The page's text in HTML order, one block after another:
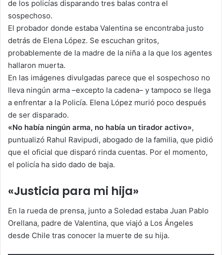
de los policías disparando tres balas contra el
sospechoso.
El probador donde estaba Valentina se encontraba justo
detrás de Elena López. Se escuchan gritos,
probablemente de la madre de la niña a la que los agentes
hallaron muerta.
En las imágenes divulgadas parece que el sospechoso no
lleva ningún arma –excepto la cadena– y tampoco se llega
a enfrentar a la Policía. Elena López murió poco después
de ser disparado.
«No había ningún arma, no había un tirador activo»,
puntualizó Rahul Ravipudi, abogado de la familia, que pidió
que el oficial que disparó rinda cuentas. Por el momento,
el policía ha sido dado de baja.
«Justicia para mi hija»
En la rueda de prensa, junto a Soledad estaba Juan Pablo
Orellana, padre de Valentina, que viajó a Los Ángeles
desde Chile tras conocer la muerte de su hija.